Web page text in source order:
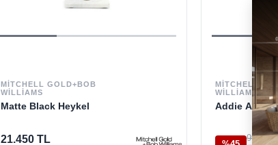
MITCHELL GOLD+BOB
WILLIAMS
Matte Black Heykel
21.450 TL
MITCHELL
WILLIAMS
Addie Alçak
99.750